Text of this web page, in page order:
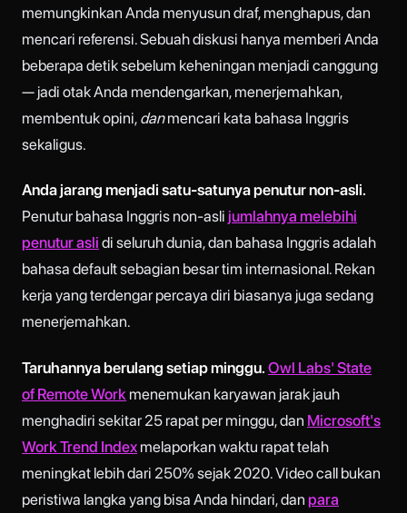
memungkinkan Anda menyusun draf, menghapus, dan
mencari referensi. Sebuah diskusi hanya memberi Anda
beberapa detik sebelum keheningan menjadi canggung
— jadi otak Anda mendengarkan, menerjemahkan,
membentuk opini, danmencari kata bahasa Inggris
sekaligus.
Anda jarang menjadi satu-satunya penutur non-asli.
Penutur bahasa Inggris non-asli jumlahnya melebihi
penutur asli di seluruh dunia, dan bahasa Inggris adalah
bahasa default sebagian besar tim internasional. Rekan
kerja yang terdengar percaya diri biasanya juga sedang
menerjemahkan.
Taruhannya berulang setiap minggu. Owl Labs' State
of Remote Work menemukan karyawan jarak jauh
menghadiri sekitar 25 rapat per minggu, dan Microsoft's
Work Trend Index melaporkan waktu rapat telah
meningkat lebih dari 250% sejak 2020. Video call bukan
peristiwa langka yang bisa Anda hindari, dan para